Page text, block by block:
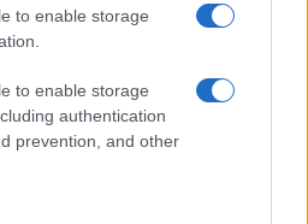
to enable storage
to enable storage
authentication
prevention, and other